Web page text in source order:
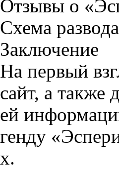
Отзывы о
Схема
Заключение
На первый
сайт, а также
ей
генду
х.